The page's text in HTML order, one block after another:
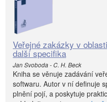
Veřejné zakázky v
další specifika
Jan Svoboda - C. H. Beck
Kniha se věnuje zadávání
softwaru. Autor v ní definuje
plnění pojí, a poskytuje